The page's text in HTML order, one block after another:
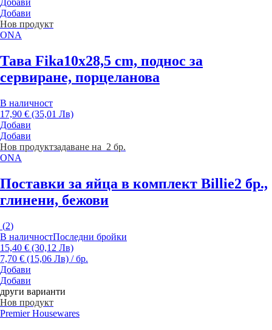
Добави
Добави
Нов продукт
ONA
Тава Fika10x28,5 cm, поднос за
сервиране, порцеланова
В наличност
17,90 € (35,01 Лв)
Добави
Добави
Нов продуктзадаване на 2 бр.
ONA
Поставки за яйца в комплект Billie2 бр.,
глинени, бежови
(2)
В наличностПоследни бройки
15,40 € (30,12 Лв)
7,70 € (15,06 Лв) / бр.
Добави
Добави
други варианти
Нов продукт
Premier Housewares